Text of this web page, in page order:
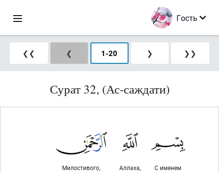
Гость
❮❮ ❮ 1-20 ❯ ❯❯
Сурат 32, (Ас-саждати)
С именем
Аллаха,
Милостивого,